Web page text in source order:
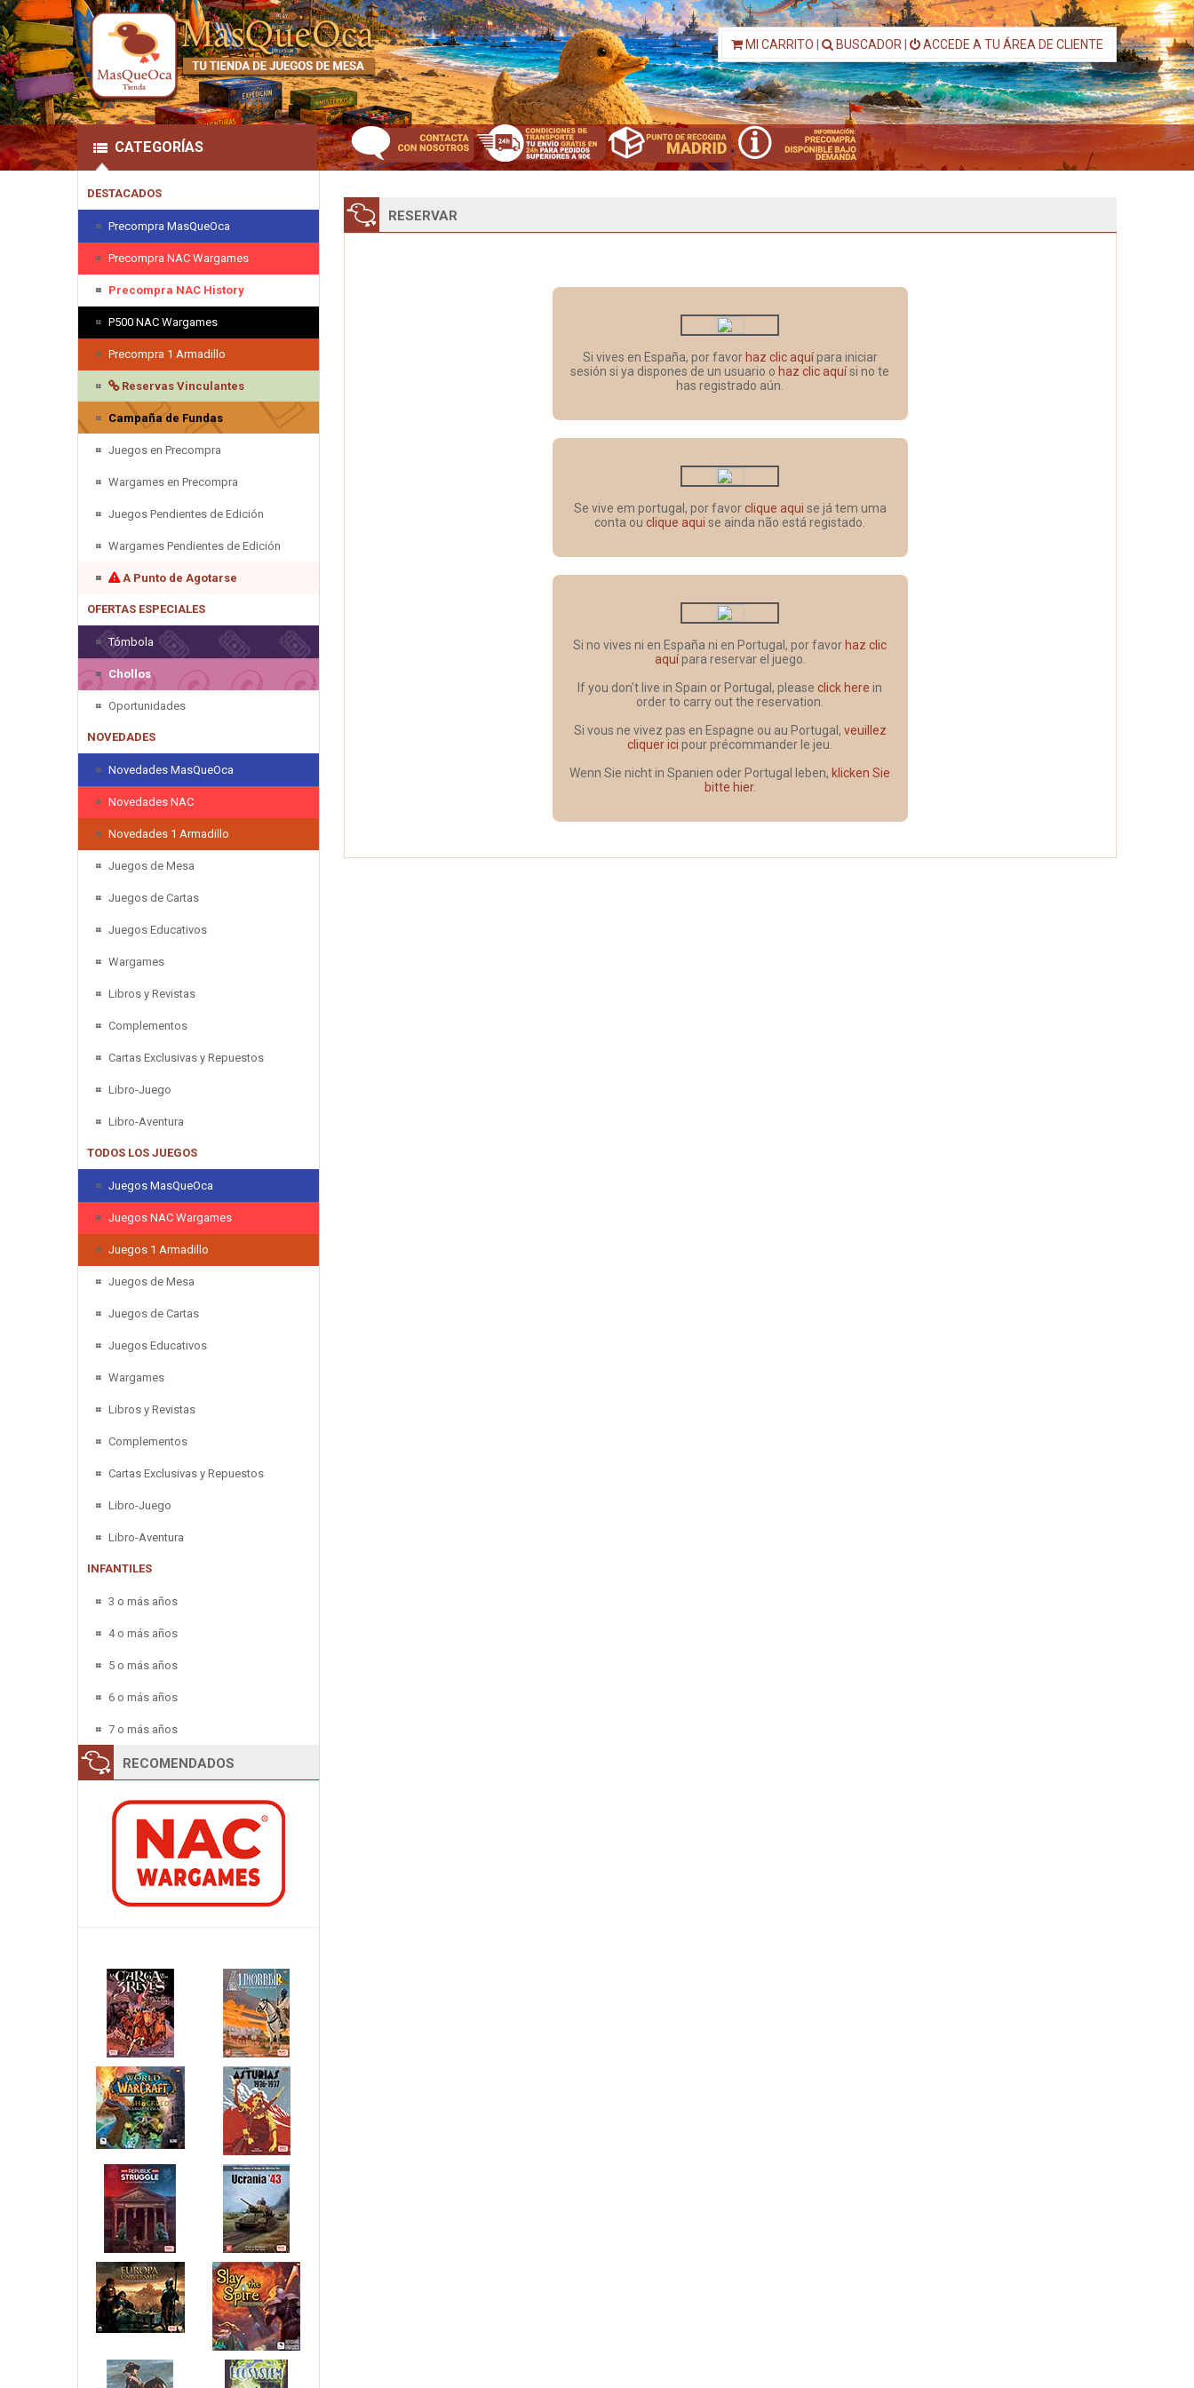
MI CARRITO BUSCADOR ACCEDE A TU ÁREA DE CLIENTE
CATEGORÍAS
DESTACADOS
Precompra MasQueOca
Precompra NAC Wargames
Precompra NAC History
P500 NAC Wargames
Precompra 1 Armadillo
Reservas Vinculantes
Campaña de Fundas
Juegos en Precompra
Wargames en Precompra
Juegos Pendientes de Edición
Wargames Pendientes de Edición
A Punto de Agotarse
OFERTAS ESPECIALES
Tómbola
Chollos
Oportunidades
NOVEDADES
Novedades MasQueOca
Novedades NAC
Novedades 1 Armadillo
Juegos de Mesa
Juegos de Cartas
Juegos Educativos
Wargames
Libros y Revistas
Complementos
Cartas Exclusivas y Repuestos
Libro-Juego
Libro-Aventura
TODOS LOS JUEGOS
Juegos MasQueOca
Juegos NAC Wargames
Juegos 1 Armadillo
Juegos de Mesa
Juegos de Cartas
Juegos Educativos
Wargames
Libros y Revistas
Complementos
Cartas Exclusivas y Repuestos
Libro-Juego
Libro-Aventura
INFANTILES
3 o más años
4 o más años
5 o más años
6 o más años
7 o más años
RECOMENDADOS
RESERVAR
Si vives en España, por favor haz clic aquípara iniciar
sesión si ya dispones de un usuario o haz clic aquísi no te
has registrado aún.
Se vive em portugal, por favorclique aqui se já tem uma
conta ouclique aqui se ainda não está registado.
Si no vives ni en España ni en Portugal, por favor haz clic
aquípara reservar el juego.
If you don't live in Spain or Portugal, pleaseclick here in
order to carry out the reservation.
Si vous ne vivez pas en Espagne ou au Portugal, veuillez
cliquer ici pour précommander le jeu.
Wenn Sie nicht in Spanien oder Portugal leben, klicken Sie
bitte hier.